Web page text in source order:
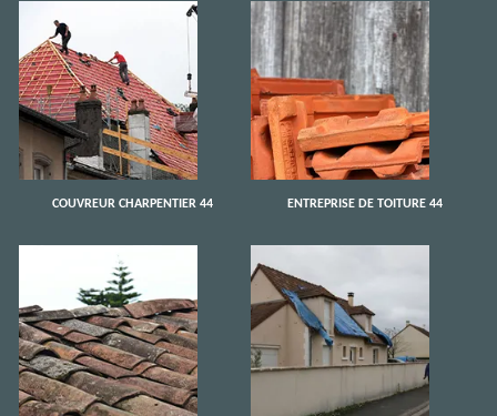
COUVREUR CHARPENTIER 44 ENTREPRISE DE TOITURE 44